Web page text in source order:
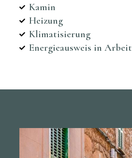
Kamin
Heizung
Klimatisierung
Energieausweis in Arbeit